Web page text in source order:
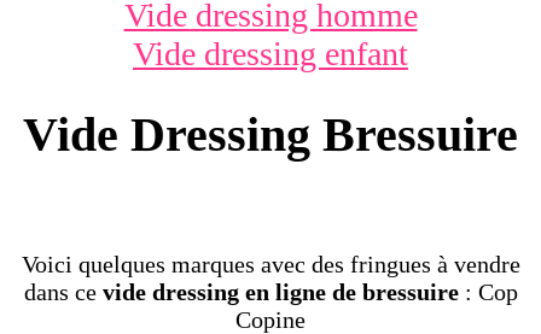
Vide dressing homme
Vide dressing enfant
Vide Dressing Bressuire
Voici quelques marques avec des fringues à vendre
dans ce vide dressing en ligne de bressuire: Cop
Copine